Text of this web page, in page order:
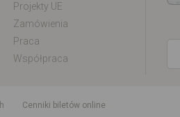
Projekty UE
Zamówienia
Praca
Współpraca
Cenniki biletów online